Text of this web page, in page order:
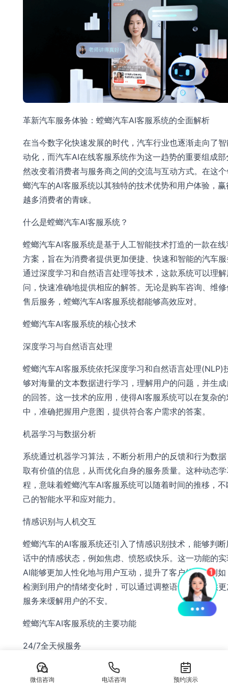
革新汽车服务体验：螳螂汽车AI客服系统的全面解析
在当今数字化快速发展的时代，汽车行业也逐渐走向了
动化，而汽车AI在线客服系统作为这一趋势的重要组成
然改变着消费者与服务商之间的交流与互动方式。在这
螂汽车的AI客服系统以其独特的技术优势和用户体验，
越多消费者的青睐。
什么是螳螂汽车AI客服系统？
螳螂汽车AI客服系统是基于人工智能技术打造的一款在
方案，旨在为消费者提供更加便捷、快速和智能的汽车
通过深度学习和自然语言处理等技术，这款系统可以理
问，快速准确地提供相应的解答。无论是购车咨询、维
售后服务，螳螂汽车AI客服系统都能够高效应对。
螳螂汽车AI客服系统的核心技术
深度学习与自然语言处理
螳螂汽车AI客服系统依托深度学习和自然语言处理(NLP)
够对海量的文本数据进行学习，理解用户的问题，并生
的回答。这一技术的应用，使得AI客服系统可以在复杂
中，准确把握用户意图，提供符合客户需求的答案。
机器学习与数据分析
系统通过机器学习算法，不断分析用户的反馈和行为数
取有价值的信息，从而优化自身的服务质量。这种动态
程，意味着螳螂汽车AI客服系统可以随着时间的推移，
己的智能水平和应对能力。
情感识别与人机交互
螳螂汽车的AI客服系统还引入了情感识别技术，能够判
话中的情感状态，例如焦虑、愤怒或快乐。这一功能的
AI能够更加人性化地与用户互动，提升了客户体验。例
检测到用户的情绪变化时，可以通过调整语气或者提供
服务来缓解用户的不安。
螳螂汽车AI客服系统的主要功能
24/7全天候服务
无论是白天还是夜晚，螳螂汽车AI客服系统都能随时响
询。其24小时在线的特点确保了消费者在任何时候都能
微信咨询 电话咨询 预约演示